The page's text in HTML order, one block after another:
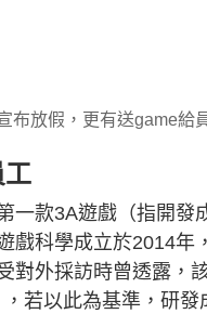
布放假，更有送game給
一款3A遊戲（指開
戲科學成立於2014年
對外採訪時曾透露，
若以此為基準，研發